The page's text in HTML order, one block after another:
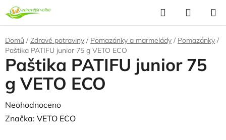
Přejít
na
obsah
Hledat
KOŠÍK
Domů / Zdravé potraviny / Pomazánky a marmelády / Pomazánky /
Paštika PATIFU junior 75 g VETO ECO
Paštika PATIFU junior 75
g VETO ECO
Průměrné
hodnocení
Neohodnoceno
Značka: VETO ECO